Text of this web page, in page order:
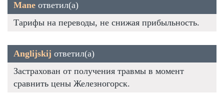
Mane ответил(а)
Тарифы на переводы, не снижая прибыльность.
Anglijskij ответил(а)
Застрахован от получения травмы в момент
сравнить цены Железногорск.